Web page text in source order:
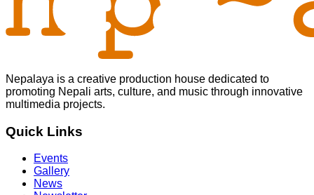
Nepalaya is a creative production house dedicated to
promoting Nepali arts, culture, and music through innovative
multimedia projects.
Quick Links
Events
Gallery
News